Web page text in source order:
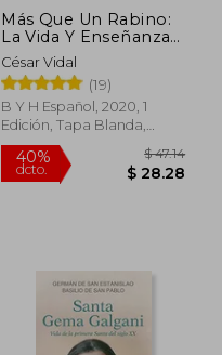
Más Que Un Rabino:
La Vida Y Enseñanzas
de Jesús El Judío
César Vidal
(19)
B Y H Español, 2020, 1
Edición, Tapa Blanda,
Nuevo